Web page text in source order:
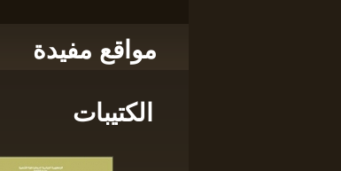
مواقع مفيدة
الكتيبات